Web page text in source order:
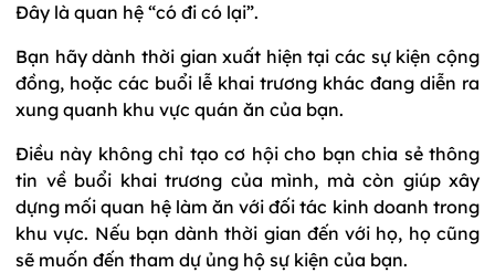
Đây là quan hệ “có đi có lại”.
Bạn hãy dành thời gian xuất hiện tại các sự kiện cộng
đồng, hoặc các buổi lễ khai trương khác đang diễn ra
xung quanh khu vực quán ăn của bạn.
Điều này không chỉ tạo cơ hội cho bạn chia sẻ thông
tin về buổi khai trương của mình, mà còn giúp xây
dựng mối quan hệ làm ăn với đối tác kinh doanh trong
khu vực. Nếu bạn dành thời gian đến với họ, họ cũng
sẽ muốn đến tham dự ủng hộ sự kiện của bạn.